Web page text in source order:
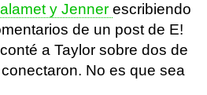
y Jenner escribiendo
de un post de E!
a Taylor sobre dos de
No es que sea